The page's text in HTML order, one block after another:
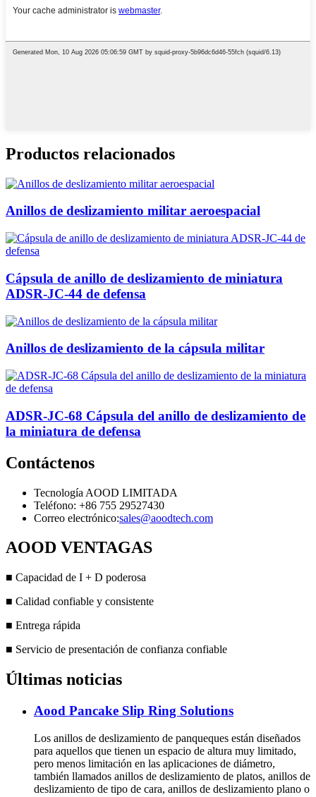
Productos relacionados
Anillos de deslizamiento militar aeroespacial
Cápsula de anillo de deslizamiento de miniatura
ADSR-JC-44 de defensa
Anillos de deslizamiento de la cápsula militar
ADSR-JC-68 Cápsula del anillo de deslizamiento de
la miniatura de defensa
Contáctenos
Tecnología AOOD LIMITADA
Teléfono: +86 755 29527430
Correo electrónico:sales@aoodtech.com
AOOD VENTAGAS
■ Capacidad de I + D poderosa
■ Calidad confiable y consistente
■ Entrega rápida
■ Servicio de presentación de confianza confiable
Últimas noticias
Aood Pancake Slip Ring Solutions
Los anillos de deslizamiento de panqueques están diseñados
para aquellos que tienen un espacio de altura muy limitado,
pero menos limitación en las aplicaciones de diámetro,
también llamados anillos de deslizamiento de platos, anillos de
deslizamiento de tipo de cara, anillos de deslizamiento plano o